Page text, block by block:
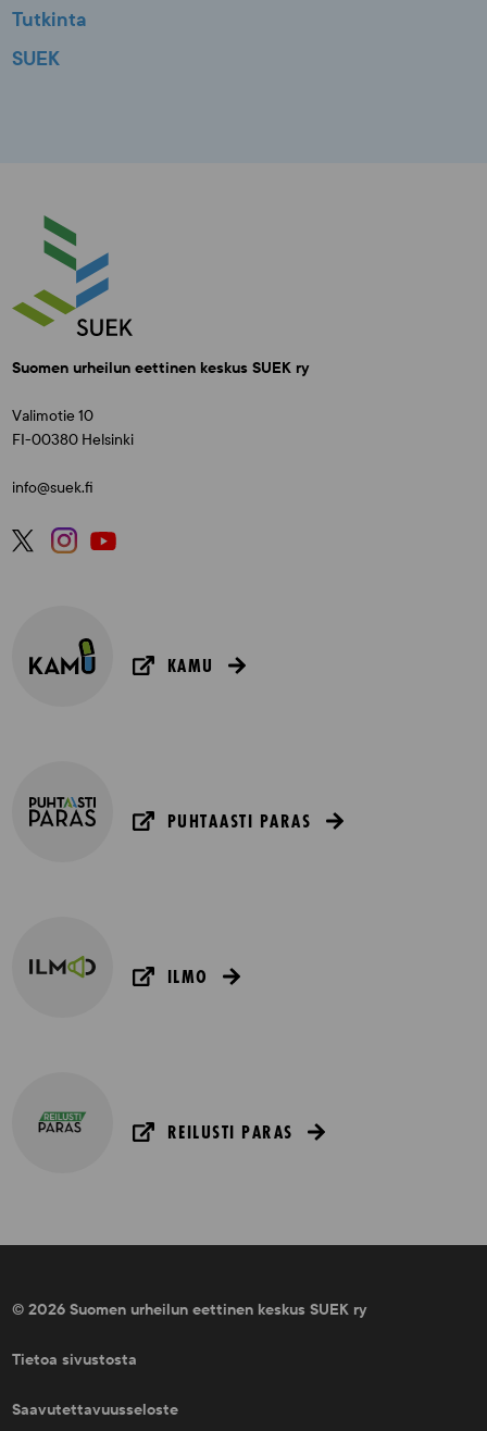
Tutkinta
SUEK
Suomen urheilun eettinen keskus SUEK ry
Valimotie 10
FI-00380 Helsinki
info@suek.fi
KAMU
PUHTAASTI PARAS
ILMO
REILUSTI PARAS
© 2026 Suomen urheilun eettinen keskus SUEK ry
Tietoa sivustosta
Saavutettavuusseloste